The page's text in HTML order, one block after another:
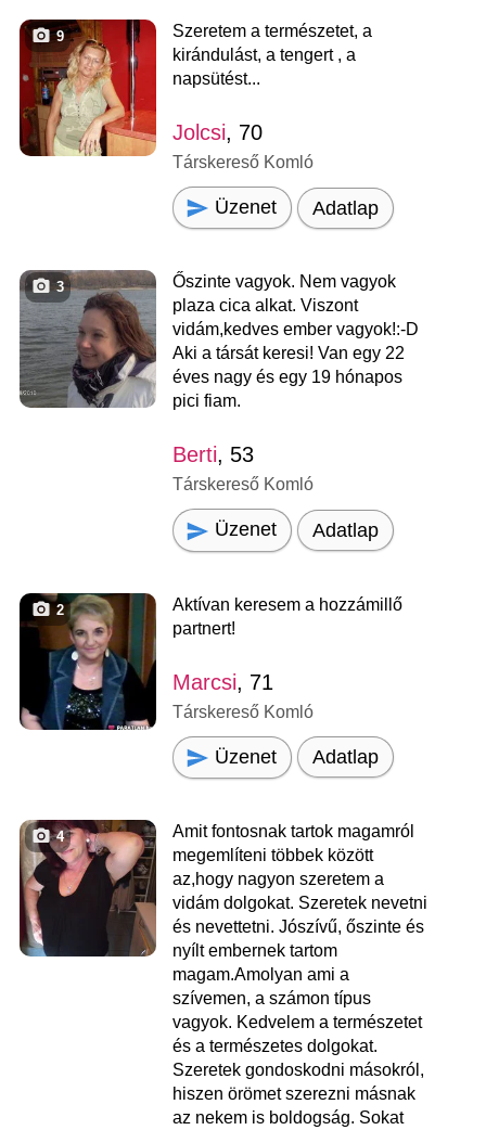
9
Szeretem a természetet, a
kirándulást, a tengert , a
napsütést...
Jolcsi, 70
Társkereső Komló
Üzenet Adatlap
3
Őszinte vagyok. Nem vagyok
plaza cica alkat. Viszont
vidám,kedves ember vagyok!:-D
Aki a társát keresi! Van egy 22
éves nagy és egy 19 hónapos
pici fiam.
Berti, 53
Társkereső Komló
Üzenet Adatlap
2
Aktívan keresem a hozzámillő
partnert!
Marcsi, 71
Társkereső Komló
Üzenet Adatlap
4
Amit fontosnak tartok magamról
megemlíteni többek között
az,hogy nagyon szeretem a
vidám dolgokat. Szeretek nevetni
és nevettetni. Jószívű, őszinte és
nyílt embernek tartom
magam.Amolyan ami a
szívemen, a számon típus
vagyok. Kedvelem a természetet
és a természetes dolgokat.
Szeretek gondoskodni másokról,
hiszen örömet szerezni másnak
az nekem is boldogság. Sokat